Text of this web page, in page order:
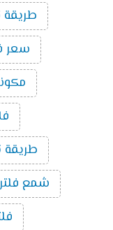
طريقة
سعر فلتر
طريقة
شمع فلتر 5